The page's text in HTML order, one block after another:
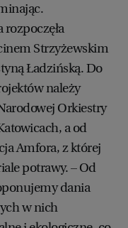
rozpoczęła
Strzyżewskim
Ładzińską. Do
należy
Orkiestry
a od
Amfora, z której
potrawy. – Od
dania
w nich